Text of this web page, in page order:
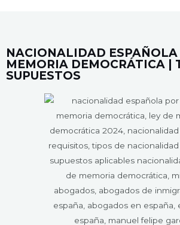
NACIONALIDAD ESPAÑOLA
MEMORIA DEMOCRÁTICA |
SUPUESTOS